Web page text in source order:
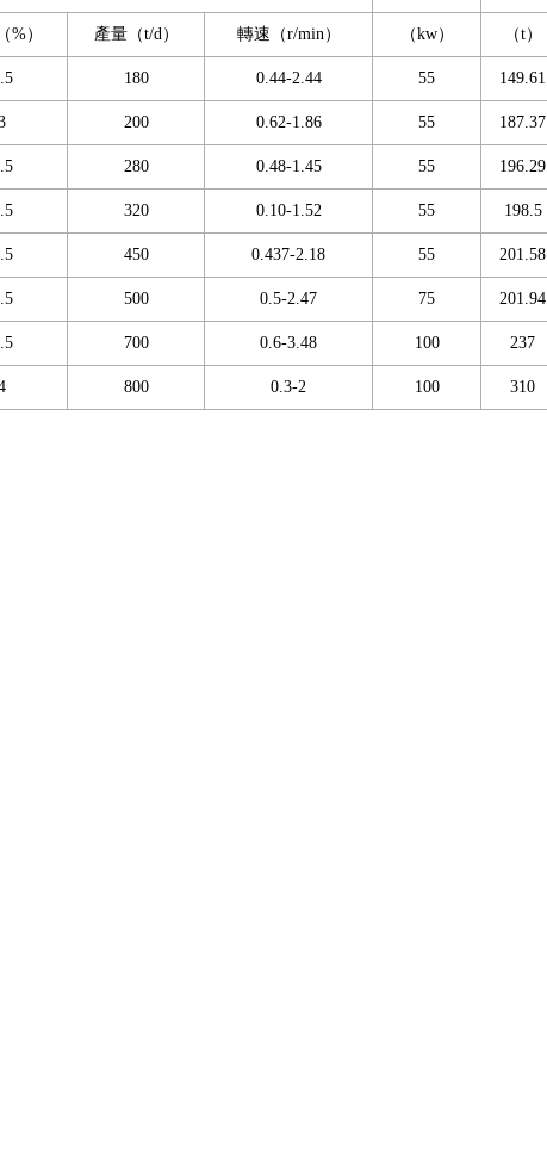
%） 產量（t/d） 轉速（r/min） （kw） （t）
180 0.44-2.44 55 149.61
200 0.62-1.86 55 187.37
280 0.48-1.45 55 196.29
320 0.10-1.52 55 198.5
450 0.437-2.18 55 201.58
500 0.5-2.47 75 201.94
700 0.6-3.48 100 237
800 0.3-2 100 310